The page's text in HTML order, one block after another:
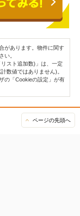
があります。物件に関す
い。
スト追加数)」は、一定
数値ではありません)。
の「Cookieの設定」が有
ページの先頭へ